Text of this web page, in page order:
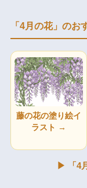
「4月の花」のお
藤の花の塗り絵イ
ラスト →
▶ 「4